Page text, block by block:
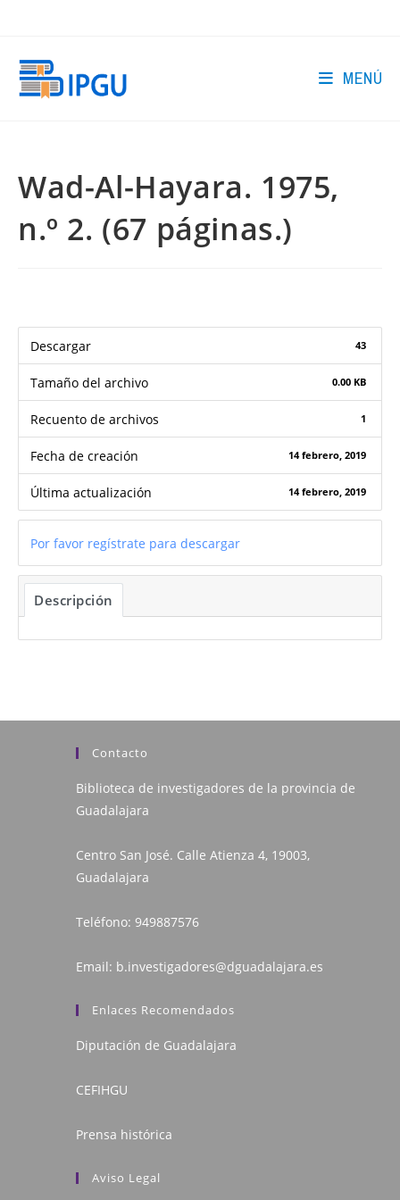
MENÚ
Wad-Al-Hayara. 1975,
n.º 2. (67 páginas.)
Descargar 43
Tamaño del archivo 0.00 KB
Recuento de archivos 1
Fecha de creación 14 febrero, 2019
Última actualización 14 febrero, 2019
Por favor regístrate para descargar
Descripción
Contacto
Biblioteca de investigadores de la provincia de
Guadalajara
Centro San José. Calle Atienza 4, 19003,
Guadalajara
Teléfono: 949887576
Email: b.investigadores@dguadalajara.es
Enlaces Recomendados
Diputación de Guadalajara
CEFIHGU
Prensa histórica
Aviso Legal